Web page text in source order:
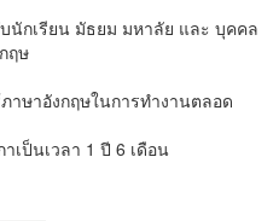
นักเรียน มัธยม มหาลัย และ บุคคล
ฤษ
าษาอังกฤษในการทำงานตลอด
เป็นเวลา 1 ปี 6 เดือน